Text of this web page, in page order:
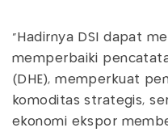
"Hadirnya DSI dapat
memperbaiki
(DHE), memperkuat
komoditas strategis,
ekonomi ekspor